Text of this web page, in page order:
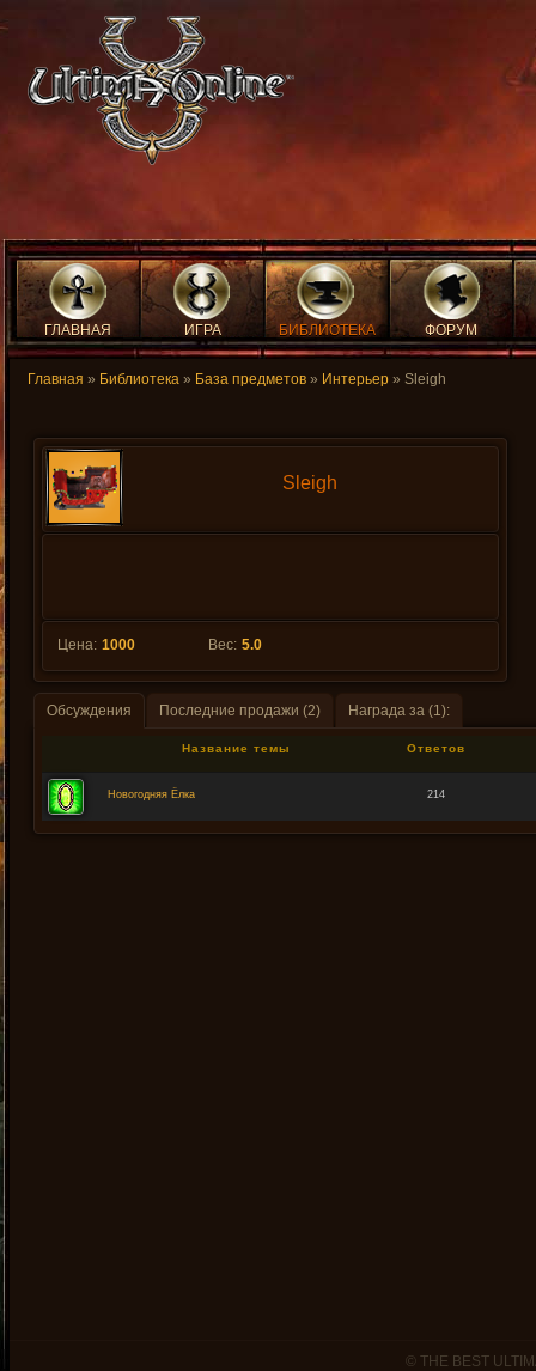
ГЛАВНАЯ ИГРА БИБЛИОТЕКА ФОРУМ
Главная » Библиотека » База предметов » Интерьер » Sleigh
Sleigh
Цена: 1000 Вес: 5.0
Обсуждения Последние продажи (2) Награда за (1):
Название темы Ответов
Новогодняя Ёлка 214
© THE BEST